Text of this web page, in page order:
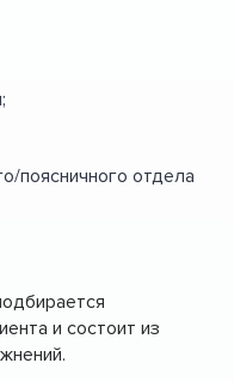
поясничного отдела
и состоит из